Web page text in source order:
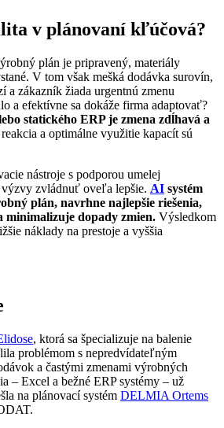
v plánovaní kľúčová?
plán je pripravený, materiály
V tom však mešká dodávka surovín,
a zákazník žiada urgentnú zmenu
a efektívne sa dokáže firma adaptovať?
statického ERP je zmena zdĺhavá a
a optimálne využitie kapacít sú
nástroje s podporou umelej
zvládnuť oveľa lepšie. AI systém
plán, navrhne najlepšie riešenia,
minimalizuje dopady zmien. Výsledkom
náklady na prestoje a vyššia
, ktorá sa špecializuje na balenie
problémom s nepredvídateľným
a častými zmenami výrobných
– Excel a bežné ERP systémy – už
na plánovací systém DELMIA Ortems